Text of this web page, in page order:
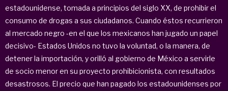
estadounidense, tomada a principios del siglo XX, de prohibir el
consumo de drogas a sus ciudadanos. Cuando éstos recurrieron
al mercado negro -en el que los mexicanos han jugado un papel
decisivo- Estados Unidos no tuvo la voluntad, o la manera, de
detener la importación, y orilló al gobierno de México a servirle
de socio menor en su proyecto prohibicionista, con resultados
desastrosos. El precio que han pagado los estadounidenses por